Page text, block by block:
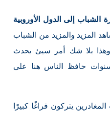
الشباب إلى الدول الأوروبية
المزيد والمزيد من الشباب
بلا شك أمر سيئ يحدث
حافظ الناس هنا على
يتركون فراغًا كبيرًا